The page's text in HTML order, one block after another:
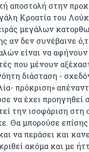
αποστολή στην
Κροατία του
μεγάλων
αν δεν συνέβαινε
είναι να αφήνουν
που μένουν
διάσταση -
πρόκριση»
να έχει προηγηθεί
την ισοφάριση
Θα μπορούσε
να περάσει και
ακόμα και με